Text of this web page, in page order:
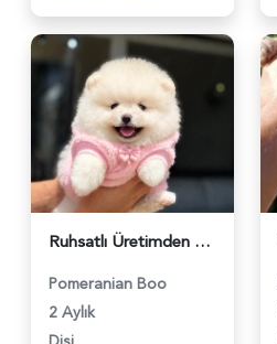
Ruhsatlı Üretimden Beyaz Pomeranian Boo Yavrumuz - 6006
Pomeranian Boo
2 Aylık